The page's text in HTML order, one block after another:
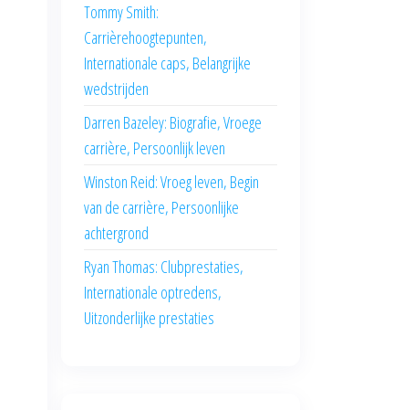
Tommy Smith:
Carrièrehoogtepunten,
Internationale caps, Belangrijke
wedstrijden
Darren Bazeley: Biografie, Vroege
carrière, Persoonlijk leven
Winston Reid: Vroeg leven, Begin
van de carrière, Persoonlijke
achtergrond
Ryan Thomas: Clubprestaties,
Internationale optredens,
Uitzonderlijke prestaties